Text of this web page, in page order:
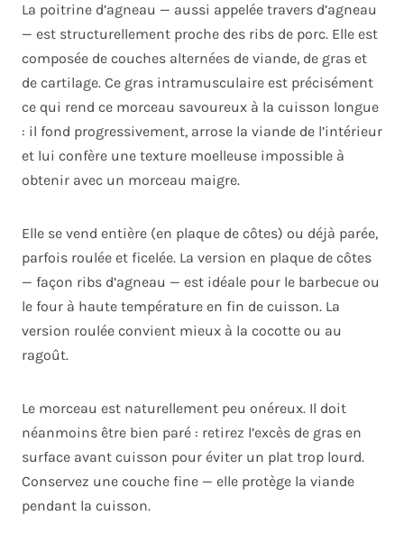
La poitrine d’agneau — aussi appelée travers d’agneau
— est structurellement proche des ribs de porc. Elle est
composée de couches alternées de viande, de gras et
de cartilage. Ce gras intramusculaire est précisément
ce qui rend ce morceau savoureux à la cuisson longue
: il fond progressivement, arrose la viande de l’intérieur
et lui confère une texture moelleuse impossible à
obtenir avec un morceau maigre.
Elle se vend entière (en plaque de côtes) ou déjà parée,
parfois roulée et ficelée. La version en plaque de côtes
— façon ribs d’agneau — est idéale pour le barbecue ou
le four à haute température en fin de cuisson. La
version roulée convient mieux à la cocotte ou au
ragoût.
Le morceau est naturellement peu onéreux. Il doit
néanmoins être bien paré : retirez l’excès de gras en
surface avant cuisson pour éviter un plat trop lourd.
Conservez une couche fine — elle protège la viande
pendant la cuisson.